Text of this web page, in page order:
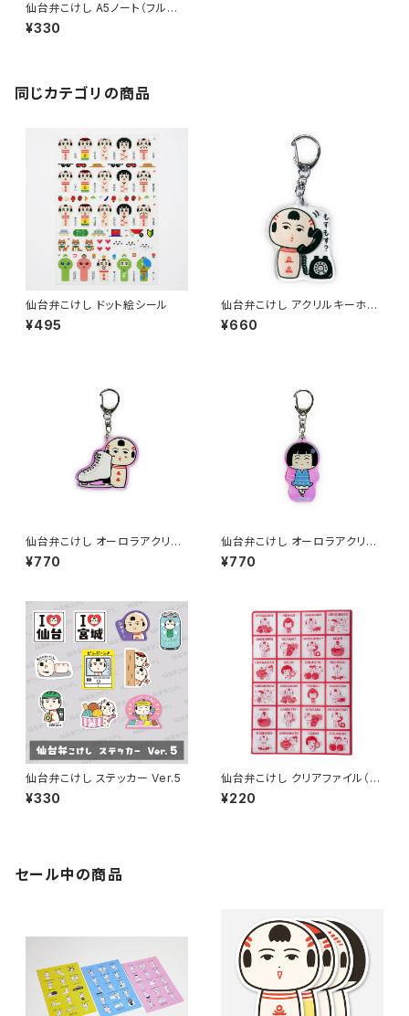
仙台弁こけし A5ノート（フルー
ツサンド）
¥330
同じカテゴリの商品
仙台弁こけし ドット絵シール
¥495
仙台弁こけし アクリルキーホル
ダー（もすもす？）
¥660
仙台弁こけし オーロラアクリル
キーホルダー(スケート・なるこっ
つぁん)
¥770
仙台弁こけし オーロラアクリル
キーホルダー(スケート・さくなみ
ちゃん)
¥770
仙台弁こけし ステッカー Ver.5
¥330
仙台弁こけし クリアファイル（レ
トロ・A6）
¥220
セール中の商品